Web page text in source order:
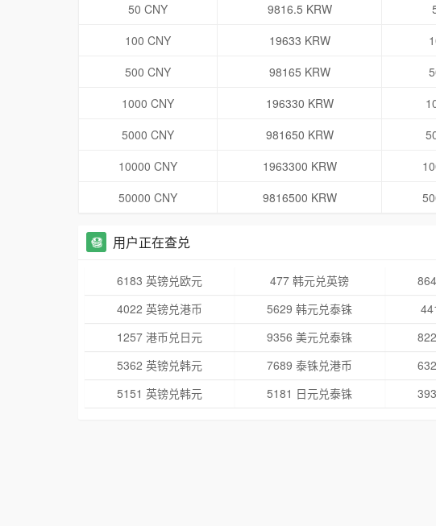
50 CNY
9816.5 KRW
100 CNY
19633 KRW
500 CNY
98165 KRW
1000 CNY
196330 KRW
5000 CNY
981650 KRW
10000 CNY
1963300 KRW
50000 CNY
9816500 KRW
用户正在查兑
6183 英镑兑欧元 477 韩元兑英镑
4022 英镑兑港币
5629 韩元兑泰铢
1257 港币兑日元
9356 美元兑泰铢
5362 英镑兑韩元
7689 泰铢兑港币
5151 英镑兑韩元
5181 日元兑泰铢